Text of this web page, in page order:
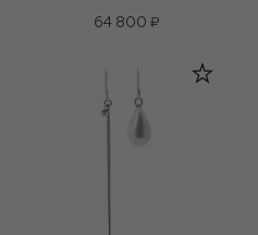
64 800 ₽